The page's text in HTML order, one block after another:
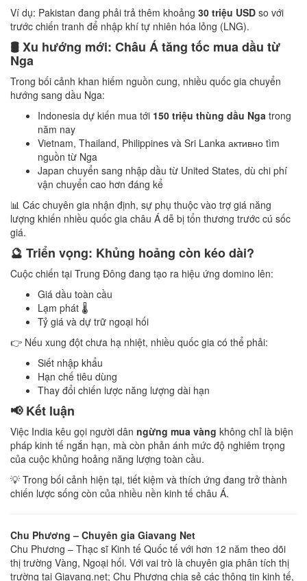
Ví dụ: Pakistan đang phải trả thêm khoảng 30 triệu USD so với
trước chiến tranh để nhập khí tự nhiên hóa lỏng (LNG).
🛢️ Xu hướng mới: Châu Á tăng tốc mua dầu từ
Nga
Trong bối cảnh khan hiếm nguồn cung, nhiều quốc gia chuyển
hướng sang dầu Nga:
Indonesia dự kiến mua tới 150 triệu thùng dầu Nga trong
năm nay
Vietnam, Thailand, Philippines và Sri Lanka активно tìm
nguồn từ Nga
Japan chuyển sang nhập dầu từ United States, dù chi phí
vận chuyển cao hơn đáng kể
📊 Các chuyên gia nhận định, sự phụ thuộc vào trợ giá năng
lượng khiến nhiều quốc gia châu Á dễ bị tổn thương trước cú sốc
giá.
🔮 Triển vọng: Khủng hoảng còn kéo dài?
Cuộc chiến tại Trung Đông đang tạo ra hiệu ứng domino lên:
Giá dầu toàn cầu
Lạm phát 🌡️
Tỷ giá và dự trữ ngoại hối
👉 Nếu xung đột chưa hạ nhiệt, nhiều quốc gia có thể phải:
Siết nhập khẩu
Hạn chế tiêu dùng
Thay đổi chiến lược năng lượng dài hạn
📢 Kết luận
Việc India kêu gọi người dân ngừng mua vàng không chỉ là biện
pháp kinh tế ngắn hạn, mà còn phản ánh mức độ nghiêm trọng
của cuộc khủng hoảng năng lượng toàn cầu.
💡 Trong bối cảnh hiện tại, tiết kiệm và thích ứng đang trở thành
chiến lược sống còn của nhiều nền kinh tế châu Á.
Chu Phương – Chuyên gia Giavang Net
Chu Phương – Thạc sĩ Kinh tế Quốc tế với hơn 12 năm theo dõi
thị trường Vàng, Ngoại hối. Với vai trò là chuyên gia phân tích thị
trường tại Giavang.net; Chu Phương chia sẻ các thông tin kinh tế,